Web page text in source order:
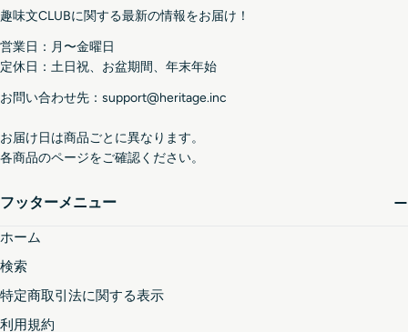
ア
ド
レ
趣味文CLUBに関する最新の情報をお届け！
営業日：月〜金曜日
定休日：土日祝、お盆期間、年末年始
お問い合わせ先：support@heritage.inc
お届け日は商品ごとに異なります。
各商品のページをご確認ください。
フッターメニュー
ホーム
検索
特定商取引法に関する表示
利用規約